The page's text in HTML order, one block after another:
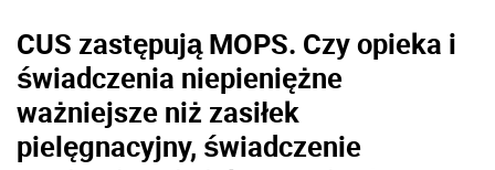
CUS zastępują MOPS. Czy opieka i
świadczenia niepieniężne
ważniejsze niż zasiłek
pielęgnacyjny, świadczenie